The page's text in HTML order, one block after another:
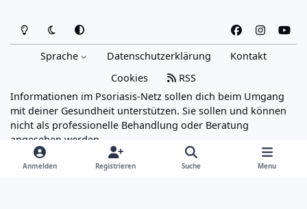
Heller ModusDunkler Modus
Systemeinstellung
a
b
o
o
n
s
a
g
o
u
b
Sprache Datenschutzerklärung
Kontakt
Cookies
RSS
Informationen im Psoriasis-Netz sollen dich beim Umgang
mit deiner Gesundheit unterstützen. Sie sollen und können
nicht als professionelle Behandlung oder Beratung
angesehen werden.
Powered by
Invision Community
Anmelden Registrieren Suche Menu